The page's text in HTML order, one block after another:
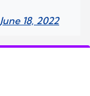
June 18, 2022